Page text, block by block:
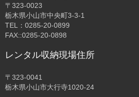
〒323-0023
栃木県小山市中央町3-3-1
TEL：0285-20-0899
FAX::0285-20-0898
レンタル収納現場住所
〒323-0041
栃木県小山市大行寺1020-24